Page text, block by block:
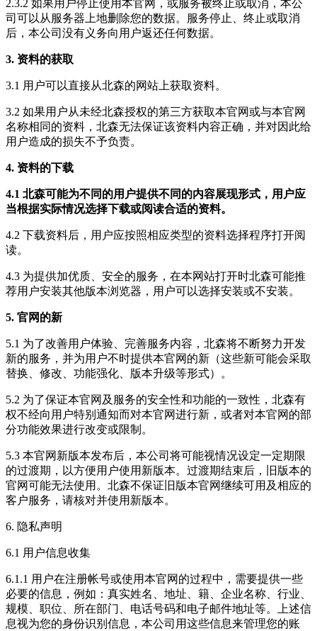
2.3.2 如果用户停止使用本官网，或服务被终止或取消，本公
司可以从服务器上地删除您的数据。服务停止、终止或取消
后，本公司没有义务向用户返还任何数据。
3. 资料的获取
3.1 用户可以直接从北森的网站上获取资料。
3.2 如果用户从未经北森授权的第三方获取本官网或与本官网
名称相同的资料，北森无法保证该资料内容正确，并对因此给
用户造成的损失不予负责。
4. 资料的下载
4.1 北森可能为不同的用户提供不同的内容展现形式，用户应
当根据实际情况选择下载或阅读合适的资料。
4.2 下载资料后，用户应按照相应类型的资料选择程序打开阅
读。
4.3 为提供加优质、安全的服务，在本网站打开时北森可能推
荐用户安装其他版本浏览器，用户可以选择安装或不安装。
5. 官网的新
5.1 为了改善用户体验、完善服务内容，北森将不断努力开发
新的服务，并为用户不时提供本官网的新（这些新可能会采取
替换、修改、功能强化、版本升级等形式）。
5.2 为了保证本官网及服务的安全性和功能的一致性，北森有
权不经向用户特别通知而对本官网进行新，或者对本官网的部
分功能效果进行改变或限制。
5.3 本官网新版本发布后，本公司将可能视情况设定一定期限
的过渡期，以方便用户使用新版本。过渡期结束后，旧版本的
官网可能无法使用。北森不保证旧版本官网继续可用及相应的
客户服务，请核对并使用新版本。
6. 隐私声明
6.1 用户信息收集
6.1.1 用户在注册帐号或使用本官网的过程中，需要提供一些
必要的信息，例如：真实姓名、地址、籍、企业名称、行业、
规模、职位、所在部门、电话号码和电子邮件地址等。上述信
息视为您的身份识别信息，本公司用这些信息来管理您的账